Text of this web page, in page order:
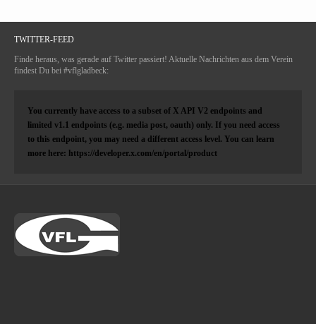
TWITTER-FEED
Finde heraus, was gerade auf Twitter passiert! Aktuelle Nachrichten aus dem Verein
findest Du bei #vflgladbeck:
You currently have access to a subset of X API V2 endpoints and
limited v1.1 endpoints (e.g. media post, oauth) only. If you need access
to this endpoint, you may need a different access level. You can learn
more here: https://developer.x.com/en/portal/product